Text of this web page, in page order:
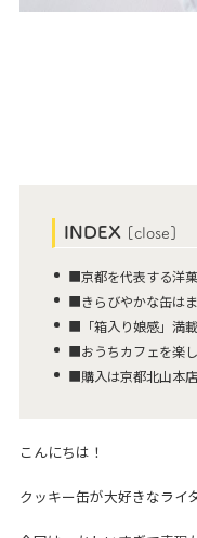
INDEX [close]
■京都を代表する洋
■きらびやかな缶は
■「箱入り娘感」満
■おうちカフェを楽
■購入は京都北山本
こんにちは！
クッキー缶が大好きなライ